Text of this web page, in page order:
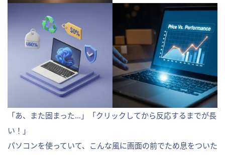
「あ、また固まった…」「クリックしてから反応するまでが長
い！」
パソコンを使っていて、こんな風に画面の前でため息をついた